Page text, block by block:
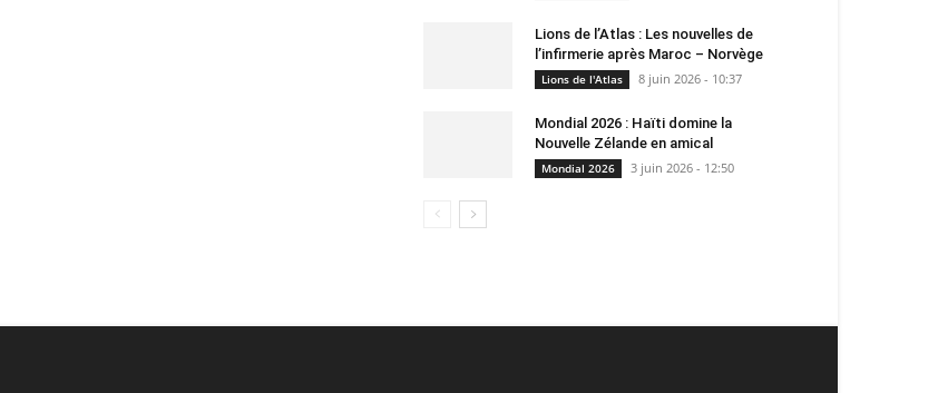
Lions de l’Atlas : Les nouvelles de
l’infirmerie après Maroc – Norvège
Lions de l'Atlas 8 juin 2026 - 10:37
Mondial 2026 : Haïti domine la
Nouvelle Zélande en amical
Mondial 2026 3 juin 2026 - 12:50